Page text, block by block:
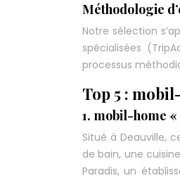
Méthodologie
Notre sélection
spécialisées
processus
Top 5 :
1. mobil-home
Situé à Deauville,
de bain, une
Paradis, un